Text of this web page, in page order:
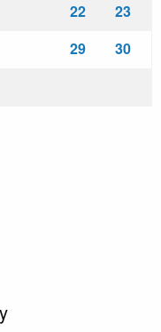
22
23
29
30